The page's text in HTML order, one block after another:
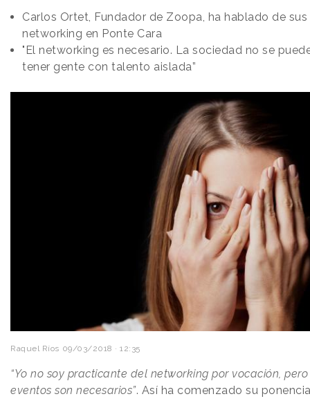
Carlos Ortet, Fundador de Zoopa, ha hablado de
networking en Ponte Cara
"El networking es necesario. La sociedad no se
tener gente con talento aislada”
Raquel Ríos 09/03/2018 · 12:35
“Yo no soy practicante del networking por vocación,
eventos son necesarios”. Así ha comenzado su